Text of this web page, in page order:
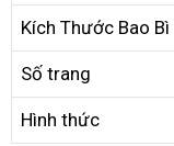
Kích Thước Bao Bì
Số trang
Hình thức